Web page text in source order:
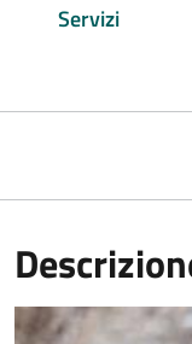
Servizi